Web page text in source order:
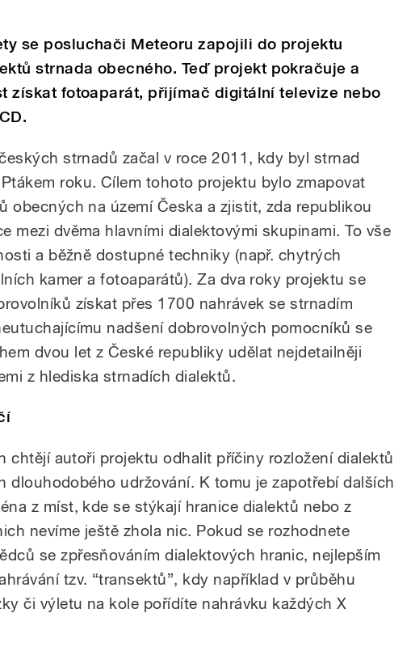
se posluchači Meteoru zapojili do projektu
strnada obecného. Teď projekt pokračuje a
získat fotoaparát, přijímač digitální televize nebo
strnadů začal v roce 2011, kdy byl strnad
roku. Cílem tohoto projektu bylo zmapovat
obecných na území Česka a zjistit, zda republikou
mezi dvěma hlavními dialektovými skupinami. To vše
a běžně dostupné techniky (např. chytrých
kamer a fotoaparátů). Za dva roky projektu se
získat přes 1700 nahrávek se strnadím
nadšení dobrovolných pomocníků se
dvou let z České republiky udělat nejdetailněji
z hlediska strnadích dialektů.
chtějí autoři projektu odhalit příčiny rozložení dialektů
dlouhodobého udržování. K tomu je zapotřebí dalších
z míst, kde se stýkají hranice dialektů nebo z
nevíme ještě zhola nic. Pokud se rozhodnete
se zpřesňováním dialektových hranic, nejlepším
tzv. “transektů”, kdy například v průběhu
či výletu na kole pořídíte nahrávku každých X